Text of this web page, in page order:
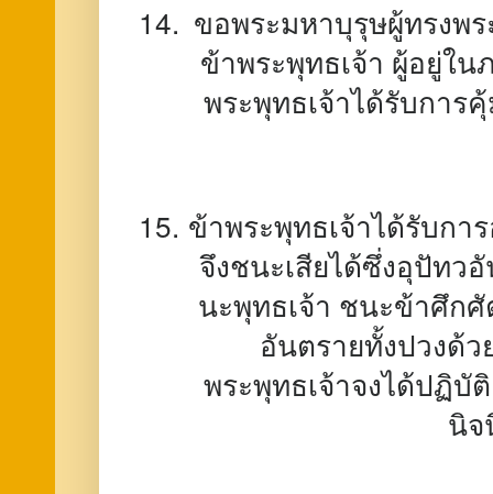
ขอพระมหาบุรุษผู้ทรงพ
ข้าพระพุทธเจ้า ผู้อยู่ใ
พระพุทธเจ้าได้รับการ
ข้าพระพุทธเจ้าได้รับก
จึงชนะเสียได้ซึ่งอุปัทว
นะพุทธเจ้า ชนะข้าศึก
อันตรายทั้งปวงด้
พระพุทธเจ้าจงได้ปฏิบั
นิจ